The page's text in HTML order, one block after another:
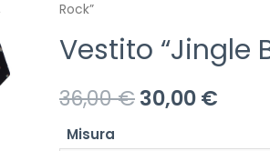
Rock”
Vestito “Jingle
36,00€30,00€
Misura